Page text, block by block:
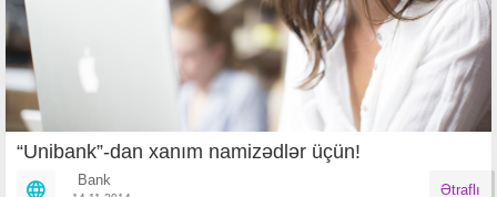
“Unibank”-dan xanım namizədlər üçün!
Bank
Ətraflı